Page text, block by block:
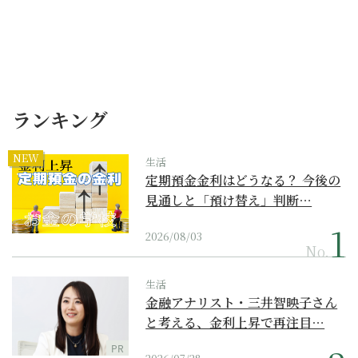
ランキング
NEW 生活
定期預金金利はどうなる？ 今後の
見通しと「預け替え」判断…
2026/08/03
No.
PR
生活
金融アナリスト・三井智映子さん
と考える、金利上昇で再注目…